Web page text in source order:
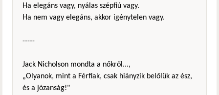
Ha elegáns vagy, nyálas szépfiú vagy.
Ha nem vagy elegáns, akkor igénytelen vagy.
-----
Jack Nicholson mondta a nőkről...,
„Olyanok, mint a Férfiak, csak hiányzik belőlük az ész,
és a józanság!"